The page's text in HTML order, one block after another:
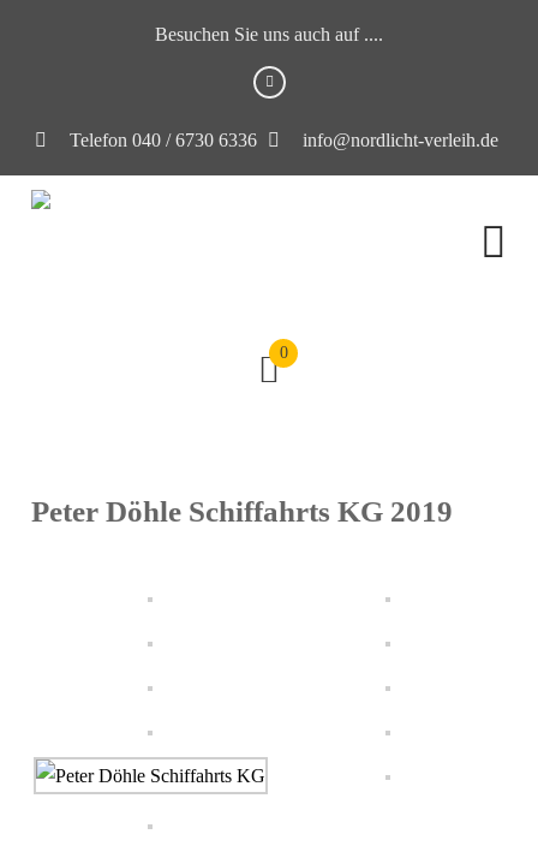
Besuchen Sie uns auch auf ....
Telefon 040 / 6730 6336 info@nordlicht-verleih.de
0
Peter Döhle Schiffahrts KG 2019